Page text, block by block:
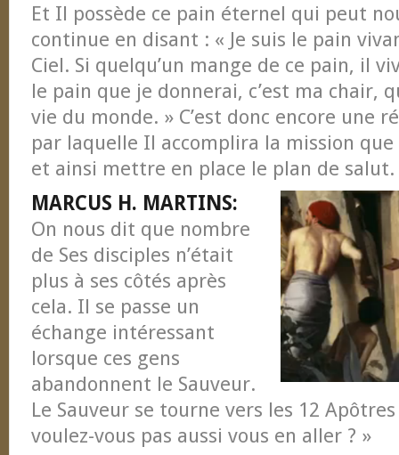
Et Il possède ce pain éternel qui peut
continue en disant : « Je suis le pain
Ciel. Si quelqu’un mange de ce pain, il
le pain que je donnerai, c’est ma chair,
vie du monde. » C’est donc encore une
par laquelle Il accomplira la mission que
et ainsi mettre en place le plan de salut.
MARCUS H. MARTINS:
On nous dit que nombre
de Ses disciples n’était
plus à ses côtés après
cela. Il se passe un
échange intéressant
lorsque ces gens
abandonnent le Sauveur.
Le Sauveur se tourne vers les 12
voulez-vous pas aussi vous en aller ? »